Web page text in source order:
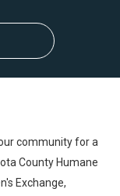
community for a
County Humane
Exchange,